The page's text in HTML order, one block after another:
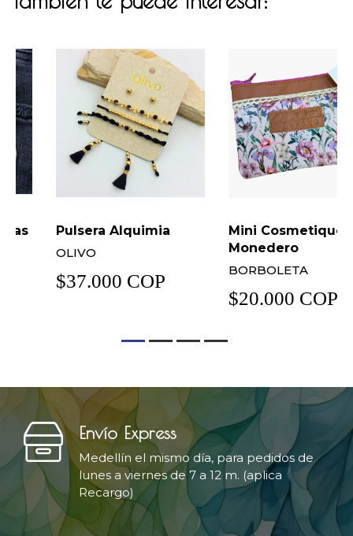
Pulsera Alquimia
$37.000 COP
Mini Cosmetiquera ó
Monedero
BORBOLETA
$20.000 COP
Envío Express
Medellín el mismo día, para pedidos de
lunes a viernes de 7 a 12 m. (aplica
Recargo)